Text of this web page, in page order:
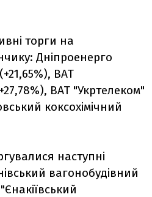
торги на
Дніпроенерго
ВАТ
ВАТ "Укртелеком"
коксохімічний
наступні
вагонобудівний